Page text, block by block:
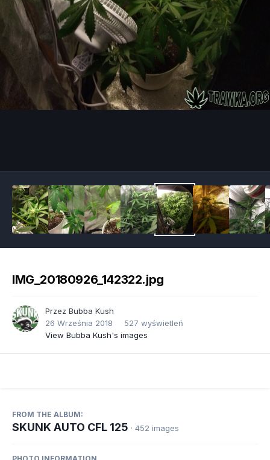
IMG_20180926_142322.jpg
Przez Bubba Kush
26 Września 2018
527 wyświetleń
View Bubba Kush's images
FROM THE ALBUM:
SKUNK AUTO CFL 125 · 452 images